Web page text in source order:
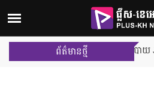
ព័ត៌មានថ្មី
បស់ Little Chef ចំនួន ២ រូប ពីផ្ទះបាយ